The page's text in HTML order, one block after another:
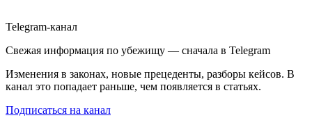
Telegram-канал
Свежая информация по убежищу — сначала в Telegram
Изменения в законах, новые прецеденты, разборы кейсов. В
канал это попадает раньше, чем появляется в статьях.
Подписаться на канал